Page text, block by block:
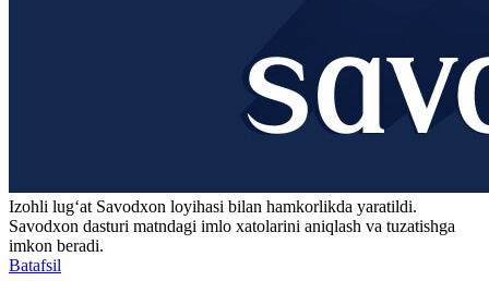
Izohli lugʻat Savodxon loyihasi bilan hamkorlikda yaratildi.
Savodxon dasturi matndagi imlo xatolarini aniqlash va tuzatishga
imkon beradi.
Batafsil